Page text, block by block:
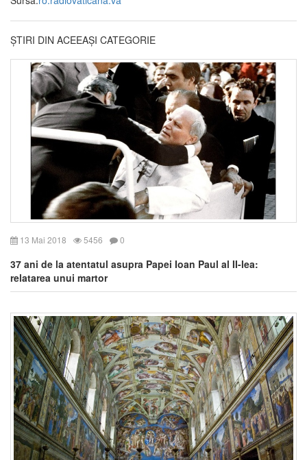
ȘTIRI DIN ACEEAȘI CATEGORIE
13 Mai 2018 5456 0
37 ani de la atentatul asupra Papei Ioan Paul al II-lea:
relatarea unui martor